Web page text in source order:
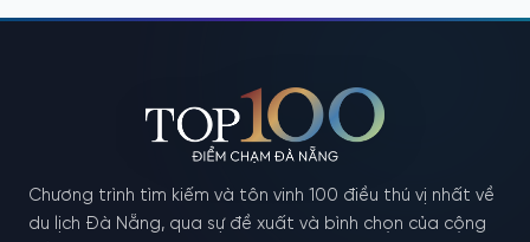
Chương trình tìm kiếm và tôn vinh 100 điều thú vị nhất về
du lịch Đà Nẵng, qua sự đề xuất và bình chọn của cộng